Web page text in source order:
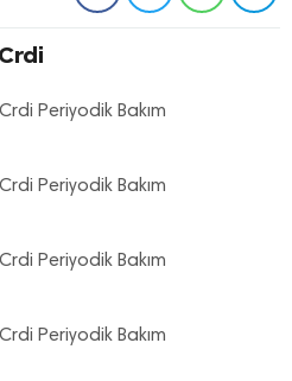
Periyodik Bakım
Periyodik Bakım
Periyodik Bakım
Periyodik Bakım